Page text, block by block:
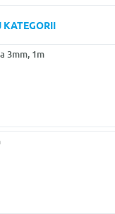
KATEGORII
3mm, 1m